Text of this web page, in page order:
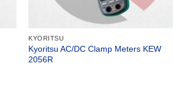
KYORITSU
Kyoritsu AC/DC Clamp Meters KEW
2056R